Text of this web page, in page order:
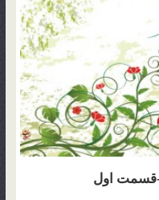
قسمت اول